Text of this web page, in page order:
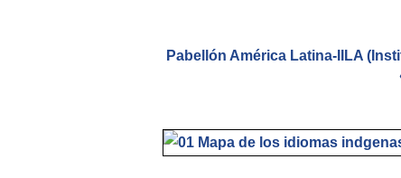
Pabellón América Latina-IILA